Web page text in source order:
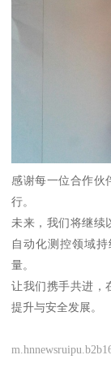
感谢每一位合作伙
行。
未来，我们将继续
自动化测控领域
量。
让我们携手共进，
提升与安全发展。